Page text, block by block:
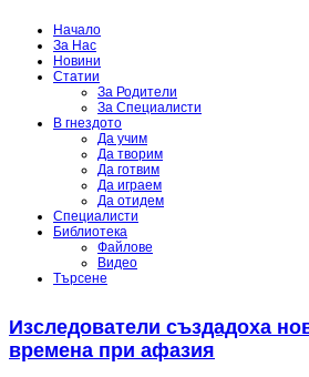
Начало
За Нас
Новини
Статии
За Родители
За Специалисти
В гнездото
Да учим
Да творим
Да готвим
Да играем
Да отидем
Специалисти
Библиотека
Файлове
Видео
Търсене
Изследователи създадоха
времена при афазия